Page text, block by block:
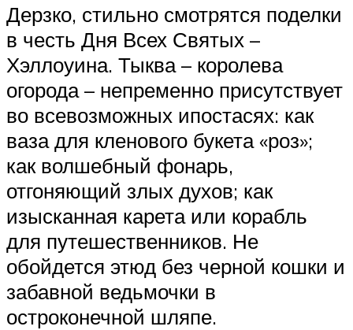
Дерзко, стильно смотрятся поделки
в честь Дня Всех Святых –
Хэллоуина. Тыква – королева
огорода – непременно присутствует
во всевозможных ипостасях: как
ваза для кленового букета «роз»;
как волшебный фонарь,
отгоняющий злых духов; как
изысканная карета или корабль
для путешественников. Не
обойдется этюд без черной кошки и
забавной ведьмочки в
остроконечной шляпе.